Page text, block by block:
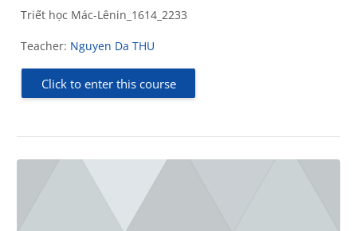
Triết học Mác-Lênin_1614_2233
Teacher: Nguyen Da THU
Click to enter this course